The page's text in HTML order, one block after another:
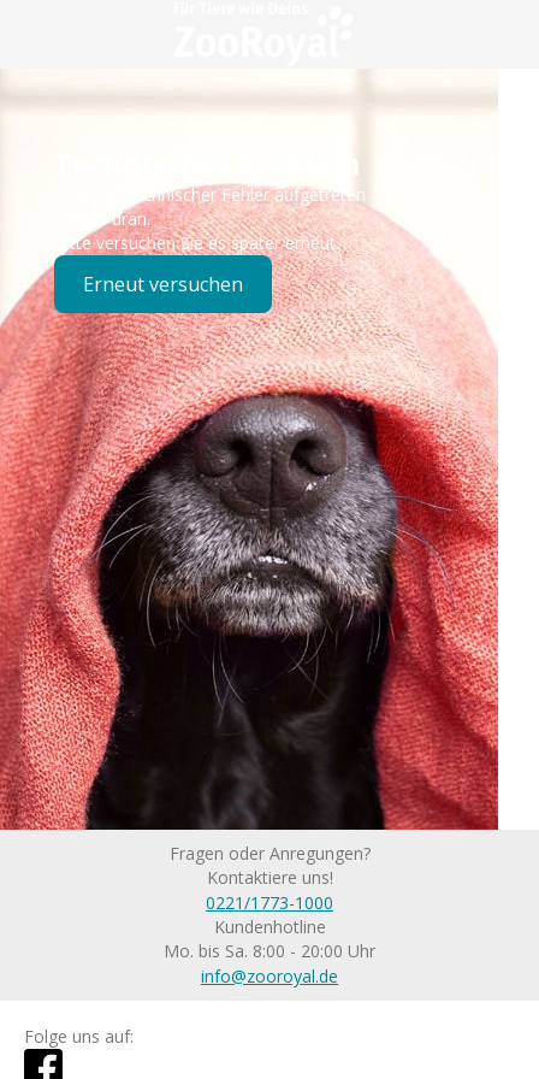
Technisches Problem
Es ist ein technischer Fehler aufgetreten – wir sind
bereits dran.
Bitte versuchen Sie es später erneut.
Erneut versuchen
Fragen oder Anregungen?
Kontaktiere uns!
0221/1773-1000
Kundenhotline
Mo. bis Sa. 8:00 - 20:00 Uhr
info@zooroyal.de
Folge uns auf: